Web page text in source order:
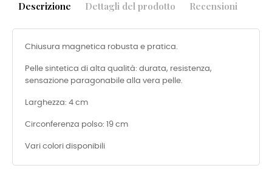
Descrizione Dettagli del prodotto Recensioni
Chiusura magnetica robusta e pratica.
Pelle sintetica di alta qualità: durata, resistenza,
sensazione paragonabile alla vera pelle.
Larghezza: 4 cm
Circonferenza polso: 19 cm
Vari colori disponibili